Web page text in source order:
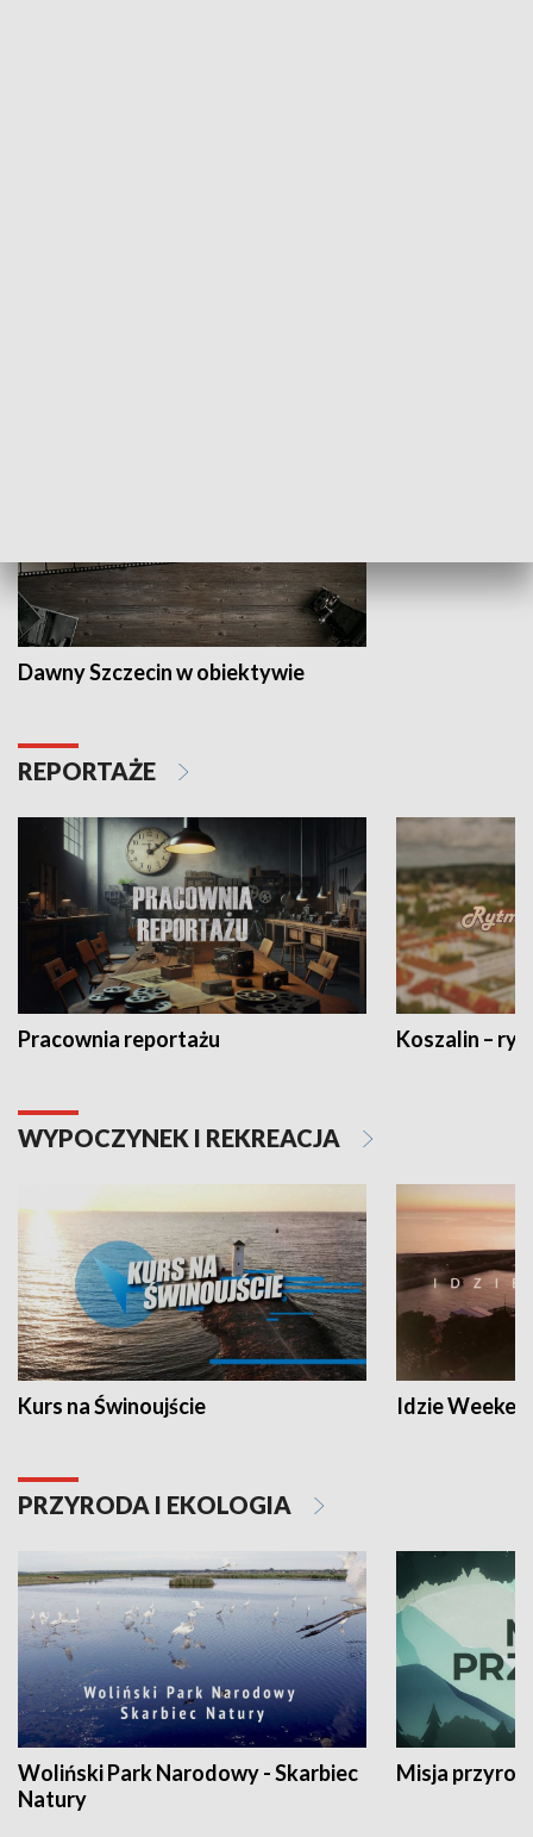
Dawny Szczecin w obiektywie
REPORTAŻE
Pracownia reportażu Koszalin –
WYPOCZYNEK I REKREACJA
Kurs na Świnoujście Idzie
PRZYRODA I EKOLOGIA
Woliński Park Narodowy - Skarbiec
Natury
Misja